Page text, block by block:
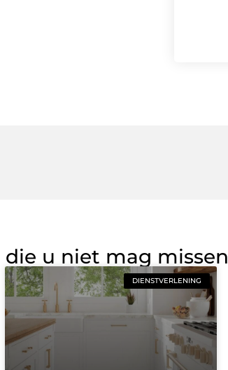
die u niet mag missen
DIENSTVERLENING